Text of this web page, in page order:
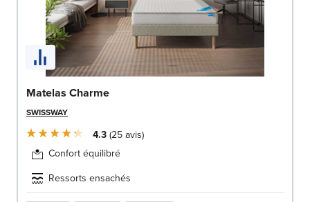
Matelas Charme
SWISSWAY
4.3 25avis
Confort équilibré
Ressorts ensachés